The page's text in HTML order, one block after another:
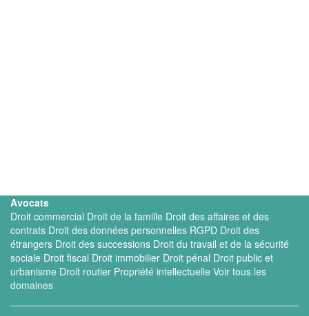
Avocats
Droit commercial Droit de la famille Droit des affaires et des
contrats Droit des données personnelles RGPD Droit des
étrangers Droit des successions Droit du travail et de la sécurité
sociale Droit fiscal Droit immobilier Droit pénal Droit public et
urbanisme Droit routier Propriété intellectuelle Voir tous les
domaines